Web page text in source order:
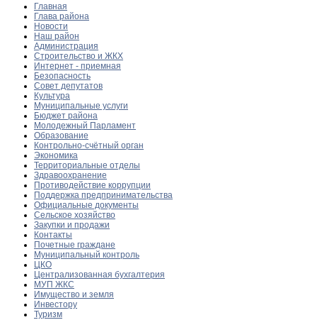
Главная
Глава района
Новости
Наш район
Администрация
Строительство и ЖКХ
Интернет - приемная
Безопасность
Совет депутатов
Культура
Муниципальные услуги
Бюджет района
Молодежный Парламент
Образование
Контрольно-счётный орган
Экономика
Территориальные отделы
Здравоохранение
Противодействие коррупции
Поддержка предпринимательства
Официальные документы
Сельское хозяйство
Закупки и продажи
Контакты
Почетные граждане
Муниципальный контроль
ЦКО
Централизованная бухгалтерия
МУП ЖКС
Имущество и земля
Инвестору
Туризм